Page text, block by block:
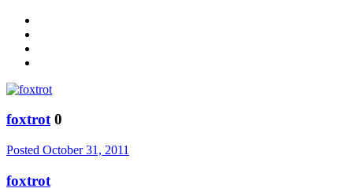
foxtrot 0
Posted October 31, 2011
foxtrot